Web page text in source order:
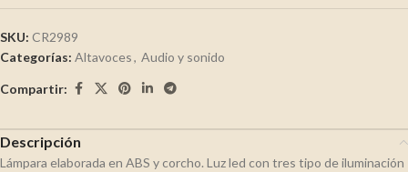
SKU: CR2989
Categorías: Altavoces, Audio y sonido
Compartir:
Descripción
Lámpara elaborada en ABS y corcho. Luz led con tres tipo de iluminación